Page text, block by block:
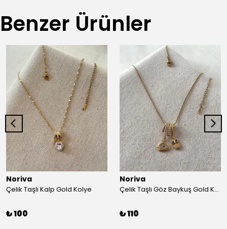
Benzer Ürünler
Noriva
Çelik Taşlı Kalp Gold Kolye
₺ 100
Noriva
Çelik Taşlı Göz Baykuş Gold Kolye
₺ 110